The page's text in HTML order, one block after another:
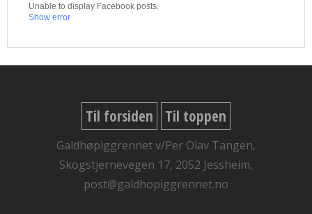
Unable to display Facebook posts.
Show error
Til forsiden Til toppen
Galdhøpiggrennet v/Per Olav Tangen,
Skogstjernevegen 17, 2052 Jessheim,
post@galdhopiggrennet.no